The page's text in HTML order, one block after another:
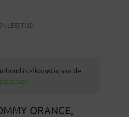
LEESTIJD
is afkomstig van de
.
ORANGE,